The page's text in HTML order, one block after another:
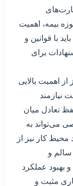
بیمه، اهمیت
با قوانین و
برای
اهمیت بالایی
نیازمند
تعادل میان
می‌تواند به
محیط کار نیز از
سالم و
بهبود عملکرد
مثبت و